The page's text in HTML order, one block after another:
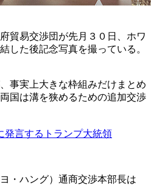
貿易交渉団が先月３０日、ホワ
した後記念写真を撮っている。
事実上大きな枠組みだけまとめ
国は溝を狭めるための追加交渉
発言するトランプ大統領
・ハング）通商交渉本部長は